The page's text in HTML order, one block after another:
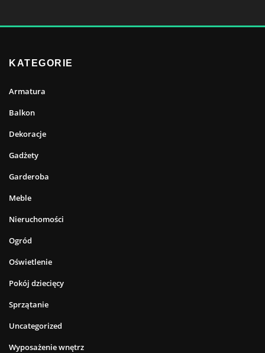
KATEGORIE
Armatura
Balkon
Dekoracje
Gadżety
Garderoba
Meble
Nieruchomości
Ogród
Oświetlenie
Pokój dziecięcy
Sprzątanie
Uncategorized
Wyposażenie wnętrz